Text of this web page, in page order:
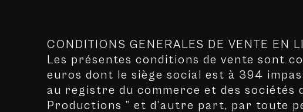
CONDITIONS GENERALES DE VENTE EN
Les présentes conditions de vente sont
euros dont le siège social est à 394
au registre du commerce et des sociétés
Productions ” et d’autre part, par toute